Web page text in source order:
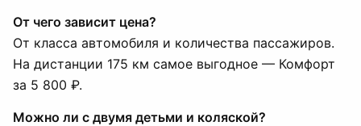
От чего зависит цена?
От класса автомобиля и количества пассажиров.
На дистанции 175 км самое выгодное — Комфорт
за 5 800 ₽.
Можно ли с двумя детьми и коляской?